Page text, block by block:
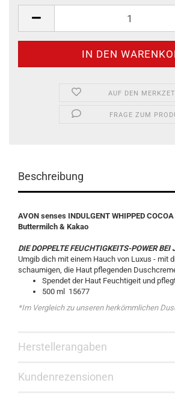
AUF DEN
FRAGE ZUM
Beschreibung
AVON senses INDULGENT WHIPPED
Buttermilch & Kakao
DIE DOPPELTE FEUCHTIGKEITS-POWER BEI
Umgib dich mit einem Hauch von Luxus - mit
schaumigen, die Haut pflegenden
Spendet der Haut Feuchtigeit und
500 ml 15677
*Im Vergleich zu unseren herkömmlichen
Herstellerangaben
Kundenrezensionen